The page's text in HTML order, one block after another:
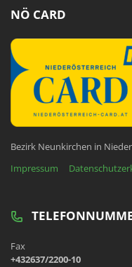
NÖ CARD
Bezirk Neunkirchen in
Impressum
Fax
+432637/2200-10